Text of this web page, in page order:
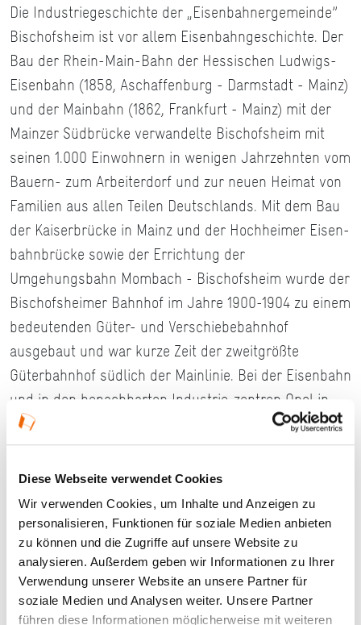
Diese Webseite verwendet Cookies
Wir verwenden Cookies, um Inhalte und Anzeigen zu
personalisieren, Funktionen für soziale Medien anbieten
zu können und die Zugriffe auf unsere Website zu
analysieren. Außerdem geben wir Informationen zu Ihrer
Verwendung unserer Website an unsere Partner für
soziale Medien und Analysen weiter. Unsere Partner
führen diese Informationen möglicherweise mit weiteren
Die Industriegeschichte der „Eisenbahnergemeinde”
Bischofsheim ist vor allem Eisenbahngeschichte. Der
Bau der Rhein-Main-Bahn der Hessischen Ludwigs-
Eisenbahn (1858, Aschaffenburg - Darmstadt - Mainz)
und der Mainbahn (1862, Frankfurt - Mainz) mit der
Mainzer Südbrücke verwandelte Bischofsheim mit
seinen 1.000 Einwohnern in wenigen Jahrzehnten vom
Bauern- zum Arbeiterdorf und zur neuen Heimat von
Familien aus allen Teilen Deutschlands. Mit dem Bau
der Kaiserbrücke in Mainz und der Hochheimer Eisen-
bahnbrücke sowie der Errichtung der
Umgehungsbahn Mombach - Bischofsheim wurde der
Bischofsheimer Bahnhof im Jahre 1900-1904 zu einem
bedeutenden Güter- und Verschiebebahnhof
ausgebaut und war kurze Zeit der zweitgrößte
Güterbahnhof südlich der Mainlinie. Bei der Eisenbahn
und in den benachbarten Industrie-zentren Opel in
Rüsselheim und MAN in Gustavsburg sowie im
wachsenden einheimischen Gewerbe entstanden
begehrte Arbeitsplätze, und Bischofsheim wurde zu
einem verkehrsgünstigen Wohn- und Arbeitsort.
Heute bietet die „Eisenbahnlandschaft Bischofsheim”
ein einzigartiges und fast komplett erhaltenes
Eisenbahn-Ensemble. Der Routenführer will die
industriekulturellen Objekte dokumentieren und ins
Bewusstsein einer breiten Öffentlichkeit rücken.